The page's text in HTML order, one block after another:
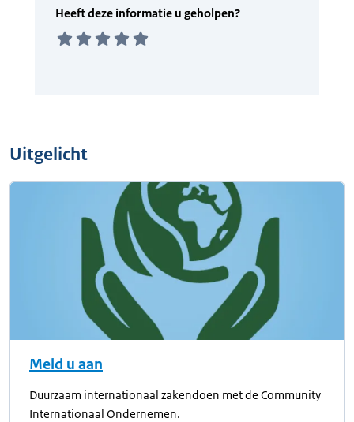
Uitgelicht
Meld u aan
Duurzaam internationaal zakendoen met de Community
Internationaal Ondernemen.